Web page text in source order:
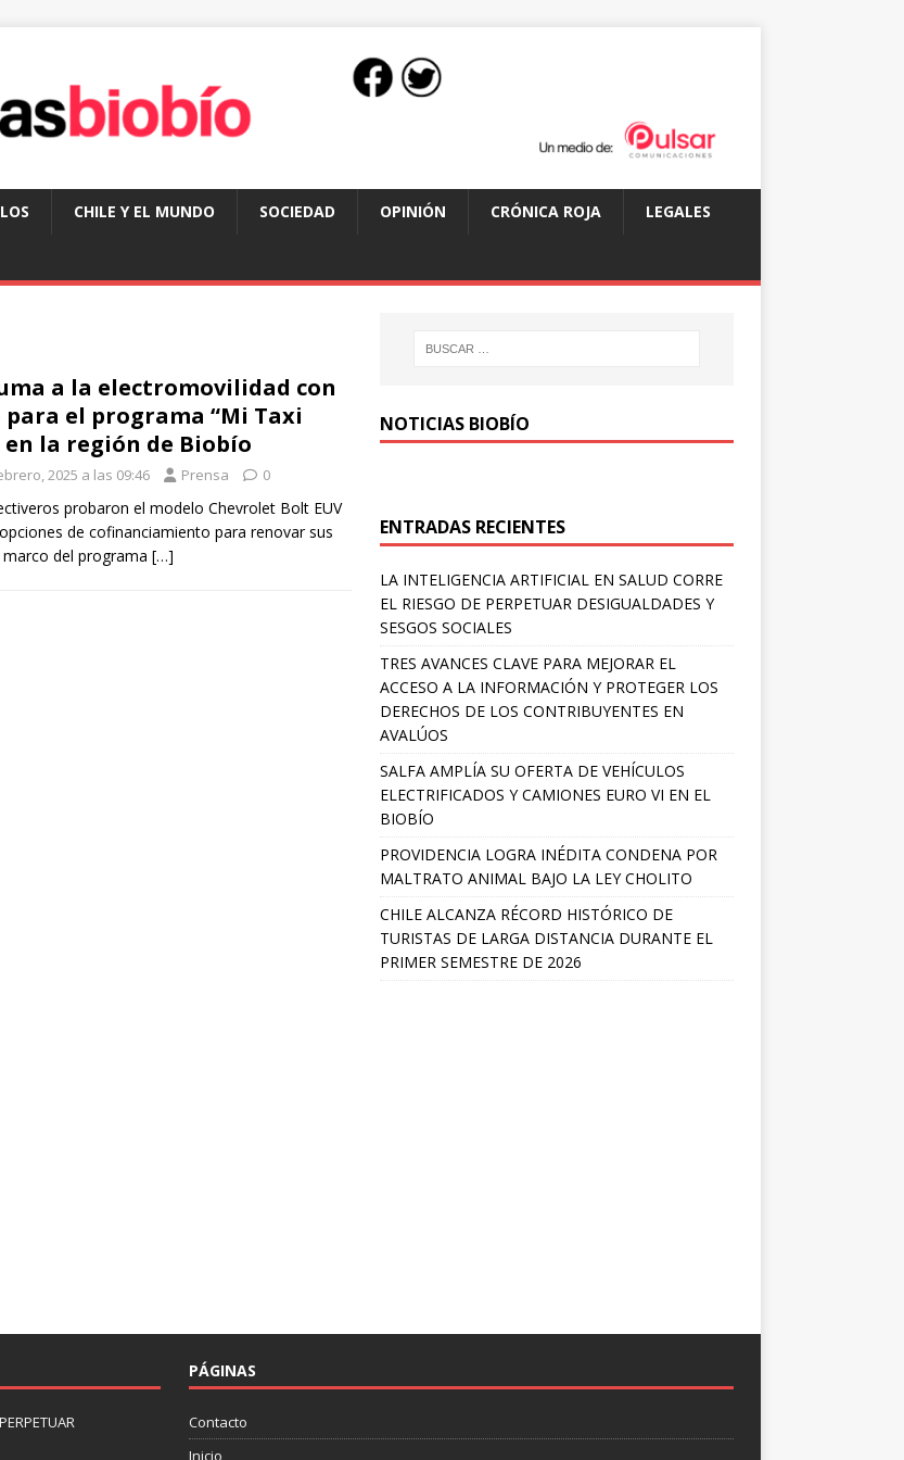
CHILE Y EL MUNDO SOCIEDAD OPINIÓN CRÓNICA ROJA LEGALES
a la electromovilidad con
el programa “Mi Taxi
en la región de Biobío
2025 a las 09:46 Prensa 0
probaron el modelo Chevrolet Bolt EUV
de cofinanciamiento para renovar sus
marco del programa […]
NOTICIAS BIOBÍO
ENTRADAS RECIENTES
LA INTELIGENCIA ARTIFICIAL EN SALUD CORRE
EL RIESGO DE PERPETUAR DESIGUALDADES Y
SESGOS SOCIALES
TRES AVANCES CLAVE PARA MEJORAR EL
ACCESO A LA INFORMACIÓN Y PROTEGER LOS
DERECHOS DE LOS CONTRIBUYENTES EN
AVALÚOS
SALFA AMPLÍA SU OFERTA DE VEHÍCULOS
ELECTRIFICADOS Y CAMIONES EURO VI EN EL
BIOBÍO
PROVIDENCIA LOGRA INÉDITA CONDENA POR
MALTRATO ANIMAL BAJO LA LEY CHOLITO
CHILE ALCANZA RÉCORD HISTÓRICO DE
TURISTAS DE LARGA DISTANCIA DURANTE EL
PRIMER SEMESTRE DE 2026
PÁGINAS
Contacto
Inicio